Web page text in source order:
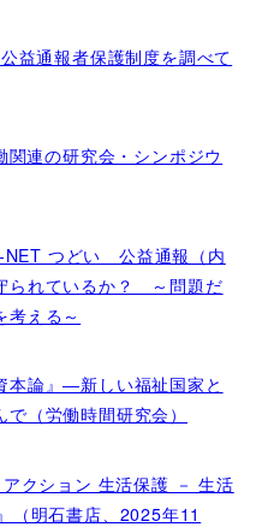
益通報者保護制度を調べて
連の研究会・シンポジウ
NET つどい 公益通報（内
られているか？ ～問題だ
考える～
本論』―新しい福祉国家と
（労働時間研究会）
クション 生活保護 － 生活
（明石書店、2025年11